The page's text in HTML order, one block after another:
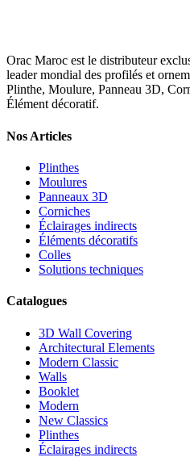
Orac Maroc est le distributeur
leader mondial des profilés et
Plinthe, Moulure, Panneau 3D,
Élément décoratif.
Nos Articles
Plinthes
Moulures
Panneaux 3D
Corniches
Éclairages indirects
Éléments décoratifs
Colles
Solutions techniques
Catalogues
3D Wall Covering
Architectural Elements
Modern Classic
Walls
Booklet
Modern
New Classics
Plinthes
Éclairages indirects